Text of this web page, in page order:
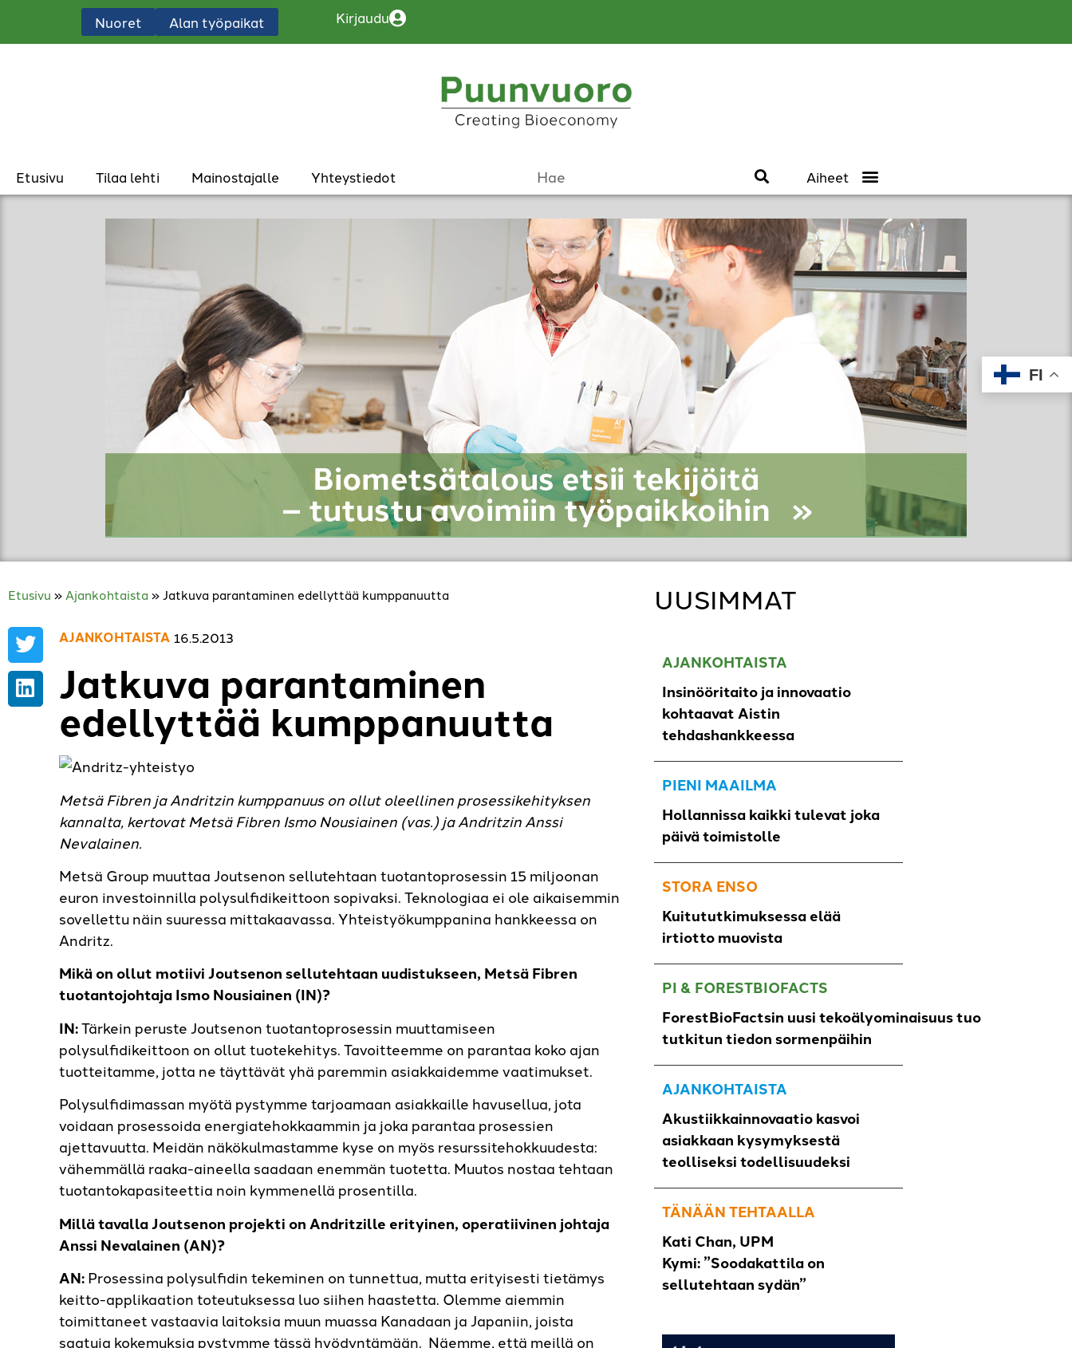
Nuoret Alan työpaikat Kirjaudu
FI
Etusivu Tilaa lehti Mainostajalle Yhteystiedot
Etusivu » Ajankohtaista » Jatkuva parantaminen edellyttää kumppanuutta
AJANKOHTAISTA 16.5.2013
Jatkuva parantaminen
edellyttää kumppanuutta
Metsä Fibren ja Andritzin kumppanuus on ollut oleellinen prosessikehityksen
kannalta, kertovat Metsä Fibren Ismo Nousiainen (vas.) ja Andritzin Anssi
Nevalainen.
Metsä Group muuttaa Joutsenon sellutehtaan tuotantoprosessin 15 miljoonan
euron investoinnilla polysulfidikeittoon sopivaksi. Teknologiaa ei ole aikaisemmin
sovellettu näin suuressa mittakaavassa. Yhteistyökumppanina hankkeessa on
Andritz.
Mikä on ollut motiivi Joutsenon sellutehtaan uudistukseen, Metsä Fibren
tuotantojohtaja Ismo Nousiainen (IN)?
IN:Tärkein peruste Joutsenon tuotantoprosessin muuttamiseen
polysulfidikeittoon on ollut tuotekehitys. Tavoitteemme on parantaa koko ajan
tuotteitamme, jotta ne täyttävät yhä paremmin asiakkaidemme vaatimukset.
Polysulfidimassan myötä pystymme tarjoamaan asiakkaille havusellua, jota
voidaan prosessoida energiatehokkaammin ja joka parantaa prosessien
ajettavuutta. Meidän näkökulmastamme kyse on myös resurssitehokkuudesta:
vähemmällä raaka-aineella saadaan enemmän tuotetta. Muutos nostaa tehtaan
tuotantokapasiteettia noin kymmenellä prosentilla.
Millä tavalla Joutsenon projekti on Andritzille erityinen, operatiivinen johtaja
Anssi Nevalainen (AN)?
AN:Prosessina polysulfidin tekeminen on tunnettua, mutta erityisesti tietämys
keitto-applikaation toteutuksessa luo siihen haastetta. Olemme aiemmin
toimittaneet vastaavia laitoksia muun muassa Kanadaan ja Japaniin, joista
saatuja kokemuksia pystymme tässä hyödyntämään. Näemme, että meillä on
UUSIMMAT
AJANKOHTAISTA
Insinööritaito ja innovaatio
kohtaavat Aistin
tehdashankkeessa
PIENI MAAILMA
Hollannissa kaikki tulevat joka
päivä toimistolle
STORA ENSO
Kuitututkimuksessa elää
irtiotto muovista
PI & FORESTBIOFACTS
ForestBioFactsin uusi tekoälyominaisuus tuo
tutkitun tiedon sormenpäihin
AJANKOHTAISTA
Akustiikkainnovaatio kasvoi
asiakkaan kysymyksestä
teolliseksi todellisuudeksi
TÄNÄÄN TEHTAALLA
Kati Chan, UPM
Kymi: ”Soodakattila on
sellutehtaan sydän”